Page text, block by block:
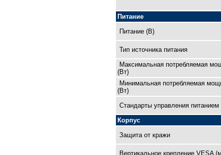
Питание
Питание (В)
Тип источника питания
Максимальная потребляемая
(Вт)
Минимальная потребляемая
(Вт)
Cтандарты управления питанием
Корпус
Защита от кражи
Вертикальное крепление VESA